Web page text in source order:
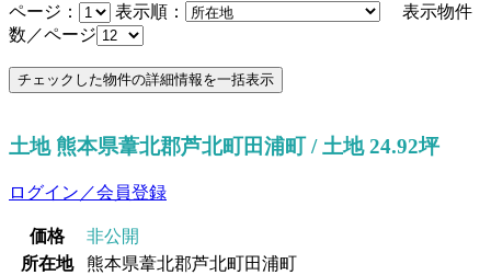
ページ：
表示順：
表示物件
数／ページ
土地 熊本県葦北郡芦北町田浦町 / 土地 24.92坪
ログイン／会員登録
価格
非公開
所在地
熊本県葦北郡芦北町田浦町